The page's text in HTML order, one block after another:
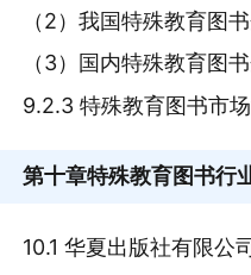
（2）我国特殊教育图
（3）国内特殊教育图
9.2.3 特殊教育图书市
第十章特殊教育图书行
10.1 华夏出版社有限公司